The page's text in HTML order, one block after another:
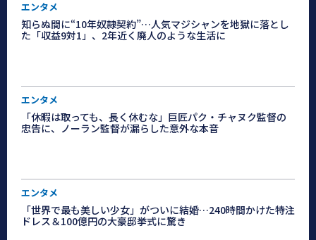
エンタメ
知らぬ間に“10年奴隷契約”…人気マジシャンを地獄に落とし
た「収益9対1」、2年近く廃人のような生活に
エンタメ
「休暇は取っても、長く休むな」巨匠パク・チャヌク監督の
忠告に、ノーラン監督が漏らした意外な本音
エンタメ
「世界で最も美しい少女」がついに結婚…240時間かけた特注
ドレス＆100億円の大豪邸挙式に驚き